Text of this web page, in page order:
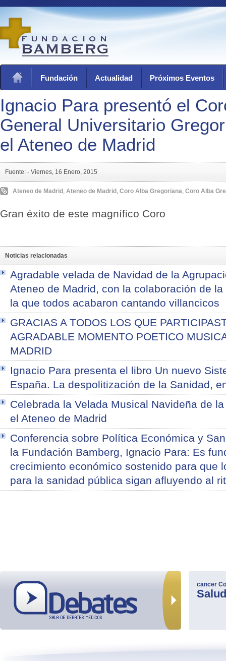
Fundación Actualidad Próximos Eventos
Ignacio Para presentó el
General Universitario
el Ateneo de Madrid
Fuente: - Viernes, 16 Enero, 2015
Ateneo de Madrid , Ateneo de Madrid , Coro Alba Gregoriana, Coro Alba
Gran éxito de este magnífico Coro
Noticias relacionadas
Agradable velada de Navidad de la
Ateneo de Madrid, con la colaboración de
la que todos acabaron cantando villancicos
GRACIAS A TODOS LOS QUE
AGRADABLE MOMENTO POETICO
MADRID
Ignacio Para presenta el libro Un nuevo
España. La despolitización de la Sanidad,
Celebrada la Velada Musical Navideña de
el Ateneo de Madrid
Conferencia sobre Política Económica y
la Fundación Bamberg, Ignacio Para: Es
crecimiento económico sostenido para que
para la sanidad pública sigan afluyendo al
cancer
Salud